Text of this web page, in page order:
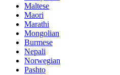
Maltese
Maori
Marathi
Mongolian
Burmese
Nepali
Norwegian
Pashto